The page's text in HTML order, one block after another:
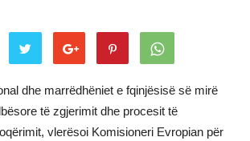
dhe marrëdhëniet e fqinjësisë së mirë
të zgjerimit dhe procesit të
vlerësoi Komisioneri Evropian për